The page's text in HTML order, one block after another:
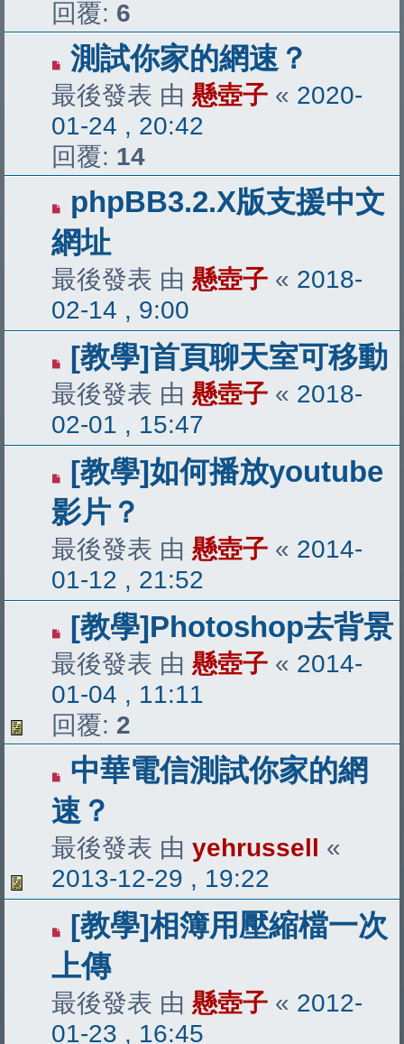
回覆: 6
測試你家的網速？
最後發表 由 懸壺子 « 2020-
01-24 , 20:42
回覆: 14
phpBB3.2.X版支援中文
網址
最後發表 由 懸壺子 « 2018-
02-14 , 9:00
[教學]首頁聊天室可移動
最後發表 由 懸壺子 « 2018-
02-01 , 15:47
[教學]如何播放youtube
影片？
最後發表 由 懸壺子 « 2014-
01-12 , 21:52
[教學]Photoshop去背景
最後發表 由 懸壺子 « 2014-
01-04 , 11:11
回覆: 2
中華電信測試你家的網
速？
最後發表 由 yehrussell «
2013-12-29 , 19:22
[教學]相簿用壓縮檔一次
上傳
最後發表 由 懸壺子 « 2012-
01-23 , 16:45